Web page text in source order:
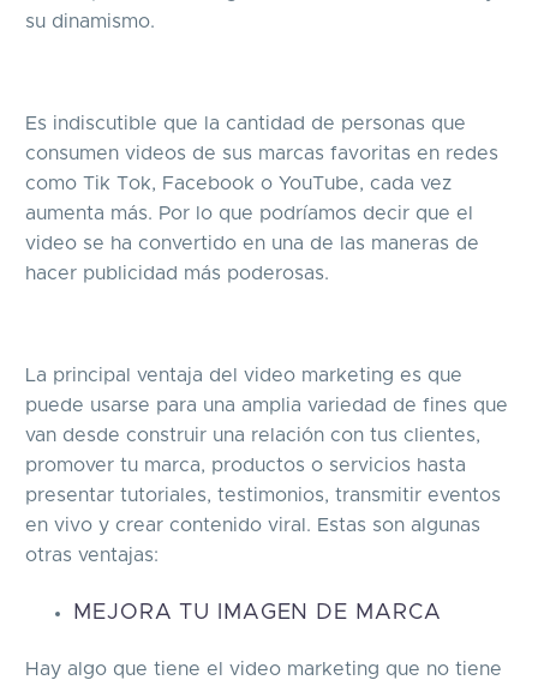
su dinamismo.
Es indiscutible que la cantidad de personas que
consumen videos de sus marcas favoritas en redes
como Tik Tok, Facebook o YouTube, cada vez
aumenta más. Por lo que podríamos decir que el
video se ha convertido en una de las maneras de
hacer publicidad más poderosas.
La principal ventaja del video marketing es que
puede usarse para una amplia variedad de fines que
van desde construir una relación con tus clientes,
promover tu marca, productos o servicios hasta
presentar tutoriales, testimonios, transmitir eventos
en vivo y crear contenido viral. Estas son algunas
otras ventajas:
MEJORA TU IMAGEN DE MARCA
Hay algo que tiene el video marketing que no tiene